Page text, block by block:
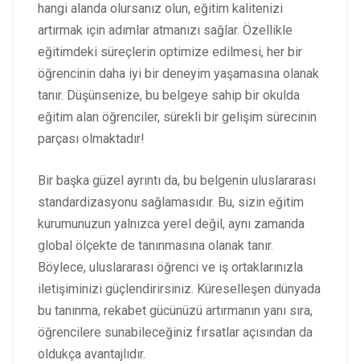
hangi alanda olursanız olun, eğitim kalitenizi
artırmak için adımlar atmanızı sağlar. Özellikle
eğitimdeki süreçlerin optimize edilmesi, her bir
öğrencinin daha iyi bir deneyim yaşamasına olanak
tanır. Düşünsenize, bu belgeye sahip bir okulda
eğitim alan öğrenciler, sürekli bir gelişim sürecinin
parçası olmaktadır!
Bir başka güzel ayrıntı da, bu belgenin uluslararası
standardizasyonu sağlamasıdır. Bu, sizin eğitim
kurumunuzun yalnızca yerel değil, aynı zamanda
global ölçekte de tanınmasına olanak tanır.
Böylece, uluslararası öğrenci ve iş ortaklarınızla
iletişiminizi güçlendirirsiniz. Küreselleşen dünyada
bu tanınma, rekabet gücünüzü artırmanın yanı sıra,
öğrencilere sunabileceğiniz fırsatlar açısından da
oldukça avantajlıdır.